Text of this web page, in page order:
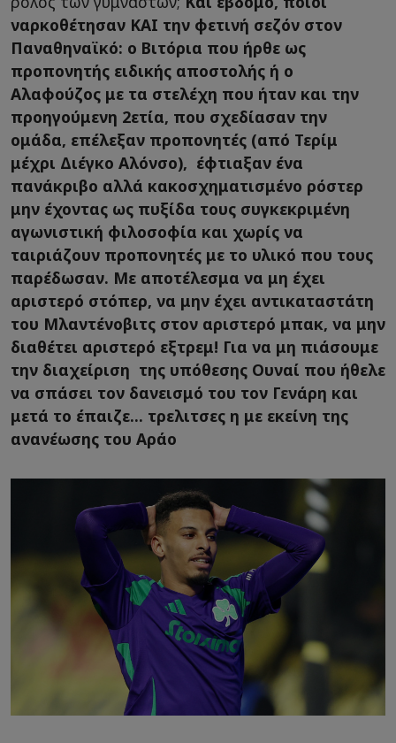
ναρκοθέτησαν ΚΑΙ την φετινή σεζόν στον
Παναθηναϊκό: ο Βιτόρια που ήρθε ως
προπονητής ειδικής αποστολής ή ο
Αλαφούζος με τα στελέχη που ήταν και την
προηγούμενη 2ετία, που σχεδίασαν την
ομάδα, επέλεξαν προπονητές (από Τερίμ
μέχρι Διέγκο Αλόνσο), έφτιαξαν ένα
πανάκριβο αλλά κακοσχηματισμένο ρόστερ
μην έχοντας ως πυξίδα τους συγκεκριμένη
αγωνιστική φιλοσοφία και χωρίς να
ταιριάζουν προπονητές με το υλικό που τους
παρέδωσαν. Με αποτέλεσμα να μη έχει
αριστερό στόπερ, να μην έχει αντικαταστάτη
του Μλαντένοβιτς στον αριστερό μπακ, να μην
διαθέτει αριστερό εξτρεμ! Για να μη πιάσουμε
την διαχείριση της υπόθεσης Ουναί που ήθελε
να σπάσει τον δανεισμό του τον Γενάρη και
μετά το έπαιζε... τρελιτσες η με εκείνη της
ανανέωσης του Αράο